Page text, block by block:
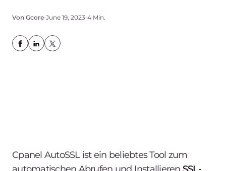
Von Gcore June 19, 2023 4 Min.
Cpanel AutoSSL ist ein beliebtes Tool zum